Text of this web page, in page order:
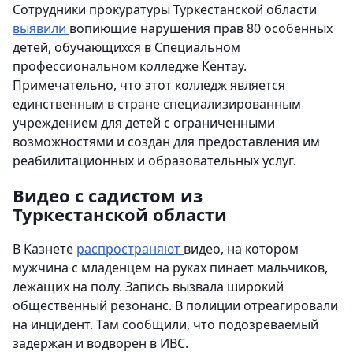
Сотрудники прокуратуры Туркестанской области
выявили вопиющие нарушения прав 80 особенных
детей, обучающихся в Специальном
профессиональном колледже Кентау.
Примечательно, что этот колледж является
единственным в стране специализированным
учреждением для детей с ограниченными
возможностями и создан для предоставления им
реабилитационных и образовательных услуг.
Видео с садистом из
Туркестанской области
В Казнете распространяют видео, на котором
мужчина с младенцем на руках пинает мальчиков,
лежащих на полу. Запись вызвала широкий
общественный резонанс. В полиции отреагировали
на инцидент. Там сообщили, что подозреваемый
задержан и водворен в ИВС.